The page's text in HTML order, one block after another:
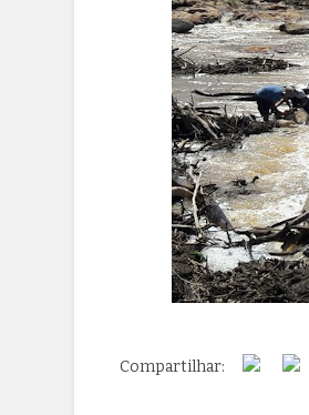
Compartilhar: